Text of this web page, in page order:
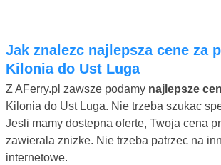
Jak znalezc najlepsza cene za prom do
Kilonia do Ust Luga
Z AFerry.pl zawsze podamy najlepsze
Kilonia do Ust Luga. Nie trzeba szukac
Jesli mamy dostepna oferte, Twoja cena
zawierala znizke. Nie trzeba patrzec na
internetowe.